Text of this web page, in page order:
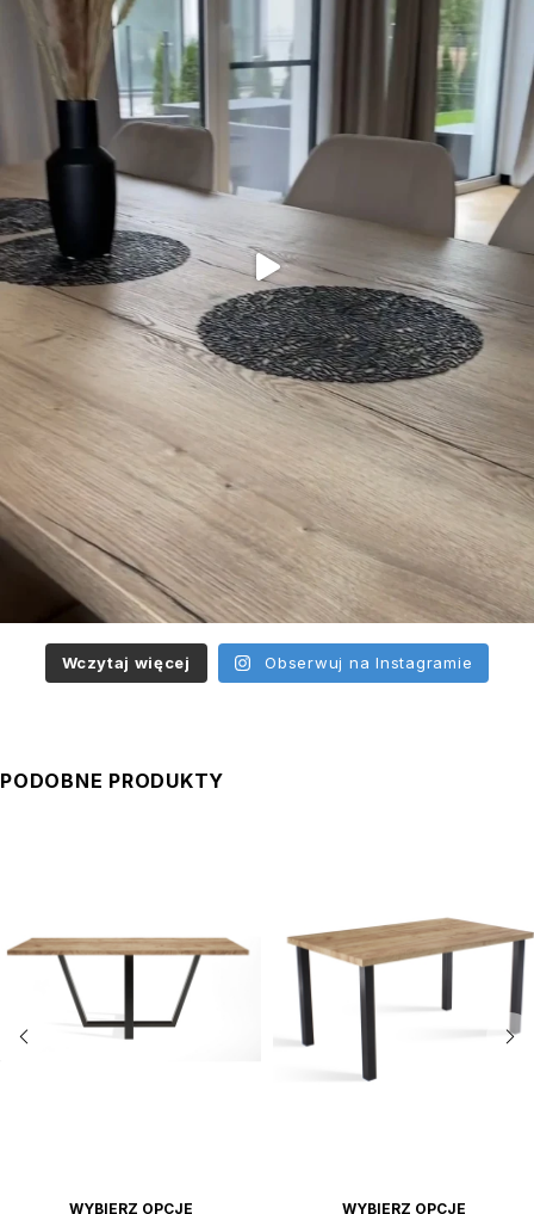
Wczytaj więcej Obserwuj na Instagramie
PODOBNE PRODUKTY
WYBIERZ OPCJE WYBIERZ OPCJE